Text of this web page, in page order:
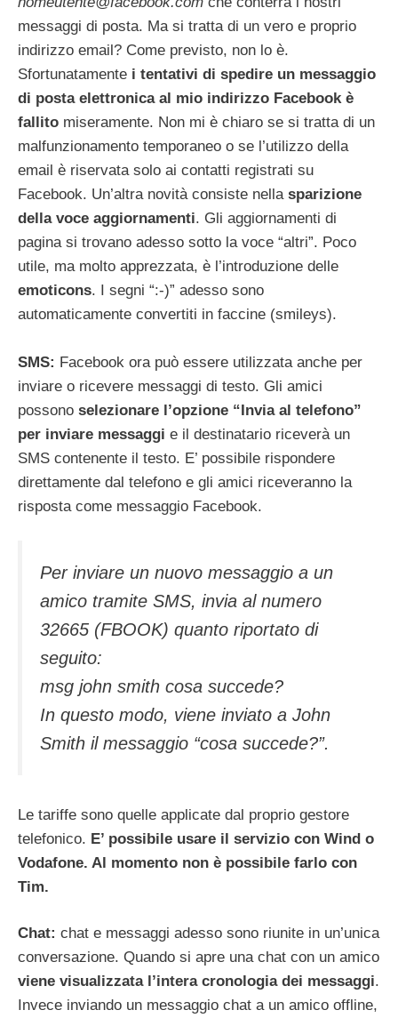
messaggi di posta. Ma si tratta di un vero e proprio
indirizzo email? Come previsto, non lo è.
Sfortunatamente i tentativi di spedire un messaggio
di posta elettronica al mio indirizzo Facebook è
fallito miseramente. Non mi è chiaro se si tratta di un
malfunzionamento temporaneo o se l’utilizzo della
email è riservata solo ai contatti registrati su
Facebook. Un’altra novità consiste nella sparizione
della voce aggiornamenti. Gli aggiornamenti di
pagina si trovano adesso sotto la voce “altri”. Poco
utile, ma molto apprezzata, è l’introduzione delle
emoticons. I segni “:-)” adesso sono
automaticamente convertiti in faccine (smileys).
SMS: Facebook ora può essere utilizzata anche per
inviare o ricevere messaggi di testo. Gli amici
possono selezionare l’opzione “Invia al telefono”
per inviare messaggi e il destinatario riceverà un
SMS contenente il testo. E’ possibile rispondere
direttamente dal telefono e gli amici riceveranno la
risposta come messaggio Facebook.
Per inviare un nuovo messaggio a un
amico tramite SMS, invia al numero
32665 (FBOOK) quanto riportato di
seguito:
msg john smith cosa succede?
In questo modo, viene inviato a John
Smith il messaggio “cosa succede?”.
Le tariffe sono quelle applicate dal proprio gestore
telefonico. E’ possibile usare il servizio con Wind o
Vodafone. Al momento non è possibile farlo con
Tim.
Chat: chat e messaggi adesso sono riunite in un’unica
conversazione. Quando si apre una chat con un amico
viene visualizzata l’intera cronologia dei messaggi.
Invece inviando un messaggio chat a un amico offline,